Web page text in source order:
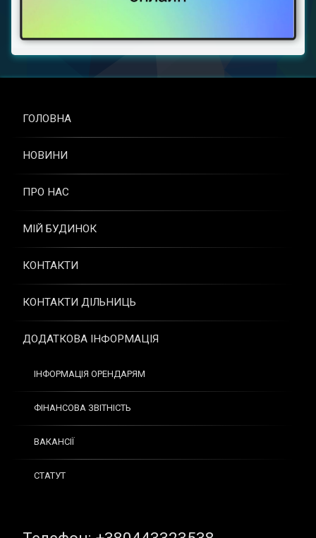
ГОЛОВНА
НОВИНИ
ПРО НАС
МІЙ БУДИНОК
КОНТАКТИ
КОНТАКТИ ДІЛЬНИЦЬ
ДОДАТКОВА ІНФОРМАЦІЯ
ІНФОРМАЦІЯ ОРЕНДАРЯМ
ФІНАНСОВА ЗВІТНІСТЬ
ВАКАНСІЇ
СТАТУТ